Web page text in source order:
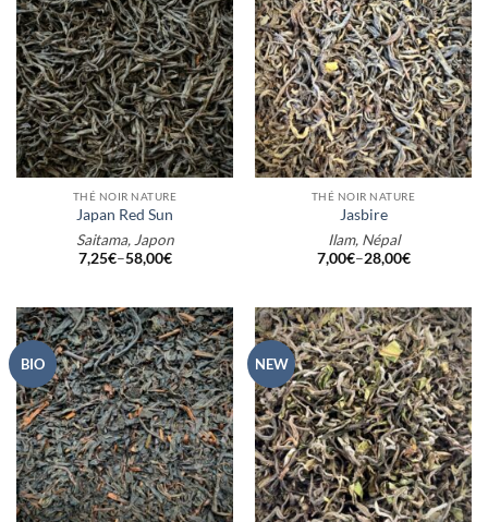
THÉ NOIR NATURE
Japan Red Sun
Saitama, Japon
7,25€–58,00€
THÉ NOIR NATURE
Jasbire
Ilam, Népal
7,00€–28,00€
BIO NEW